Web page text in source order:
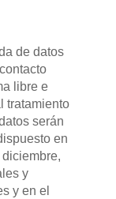
de datos
libre e
tratamiento
serán
en
y
y en el